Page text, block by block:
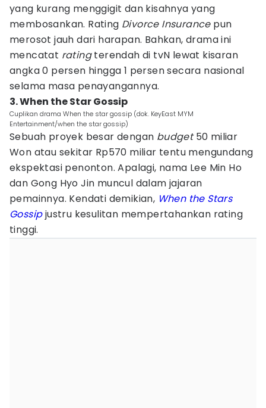
yang kurang menggigit dan kisahnya yang
membosankan. Rating Divorce Insurance pun
merosot jauh dari harapan. Bahkan, drama ini
mencatat ratingterendah di tvN lewat kisaran
angka 0 persen hingga 1 persen secara nasional
selama masa penayangannya.
3. When the Star Gossip
Cuplikan drama When the star gossip (dok. KeyEast MYM
Entertainment/when the star gossip)
Sebuah proyek besar dengan budget50 miliar
Won atau sekitar Rp570 miliar tentu mengundang
ekspektasi penonton. Apalagi, nama Lee Min Ho
dan Gong Hyo Jin muncul dalam jajaran
pemainnya. Kendati demikian, When the Stars
Gossipjustru kesulitan mempertahankan rating
tinggi.